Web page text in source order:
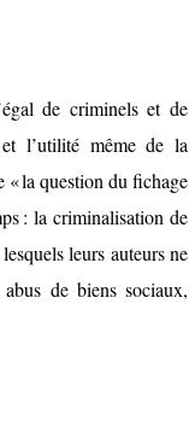
de criminels et de
l’utilité même de la
la question du fichage
: la criminalisation de
leurs auteurs ne
de biens sociaux,